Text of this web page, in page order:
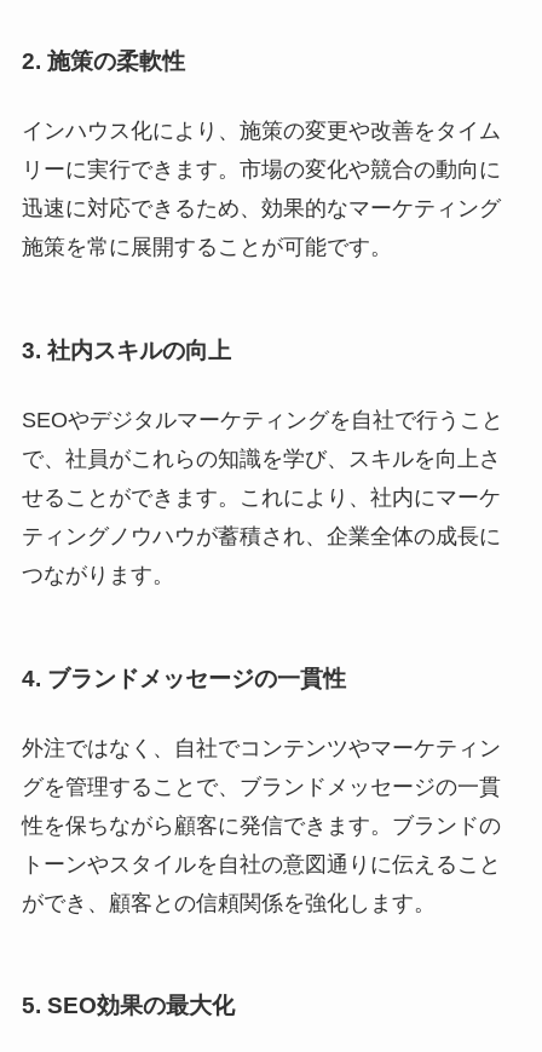
2. 施策の柔軟性
インハウス化により、施策の変更や改善をタイム
リーに実行できます。市場の変化や競合の動向に
迅速に対応できるため、効果的なマーケティング
施策を常に展開することが可能です。
3. 社内スキルの向上
SEOやデジタルマーケティングを自社で行うこと
で、社員がこれらの知識を学び、スキルを向上さ
せることができます。これにより、社内にマーケ
ティングノウハウが蓄積され、企業全体の成長に
つながります。
4. ブランドメッセージの一貫性
外注ではなく、自社でコンテンツやマーケティン
グを管理することで、ブランドメッセージの一貫
性を保ちながら顧客に発信できます。ブランドの
トーンやスタイルを自社の意図通りに伝えること
ができ、顧客との信頼関係を強化します。
5. SEO効果の最大化